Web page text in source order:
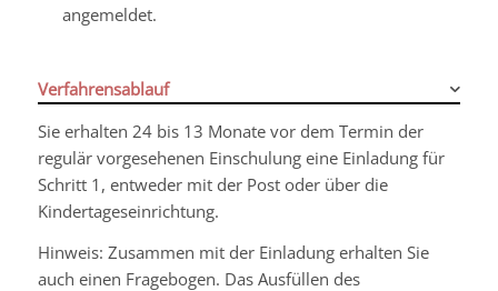
angemeldet.
Verfahrensablauf
Sie erhalten 24 bis 13 Monate vor dem Termin der
regulär vorgesehenen Einschulung eine Einladung für
Schritt 1, entweder mit der Post oder über die
Kindertageseinrichtung.
Hinweis: Zusammen mit der Einladung erhalten Sie
auch einen Fragebogen. Das Ausfüllen des